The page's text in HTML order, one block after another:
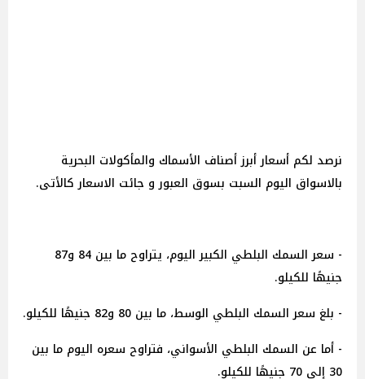
نرصد لكم أسعار أبرز أصناف الأسماك والمأكولات البحرية
بالاسواق اليوم السبت بسوق العبور و جائت الاسعار كالأتى.
- سعر السمك البلطي الكبير اليوم، يتراوح ما بين 84 و87
جنيهًا للكيلو.
- بلغ سعر السمك البلطي الوسط، ما بين 80 و82 جنيهًا للكيلو.
- أما عن السمك البلطي الأسواني، فتراوح سعره اليوم ما بين
30 إلى 70 جنيهًا للكيلو.